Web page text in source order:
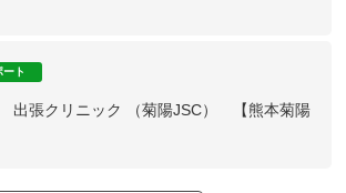
ート
出張クリニック （菊陽JSC） 【熊本菊陽